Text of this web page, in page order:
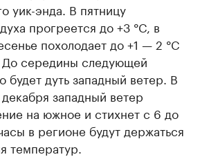
уик-энда. В пятницу
прогреется до +3 °C, в
похолодает до +1 — 2 °C
До середины следующей
будет дуть западный ветер. В
западный ветер
на южное и стихнет с 6 до
в регионе будут держаться
температур.